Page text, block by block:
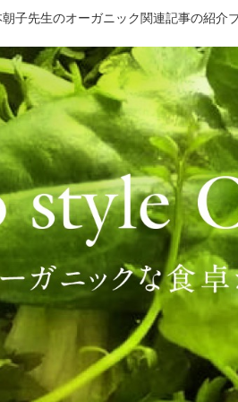
朝子先生のオーガニック関連記事の紹介